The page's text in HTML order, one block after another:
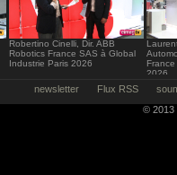
Robertino Cinelli, Dir. ABB
Robotics France SAS à Global
Industrie Paris 2026
2026
newsletter Flux RSS
© 2013